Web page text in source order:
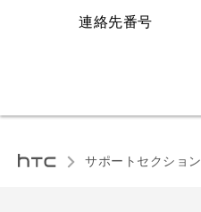
連絡先番号
サポートセクション